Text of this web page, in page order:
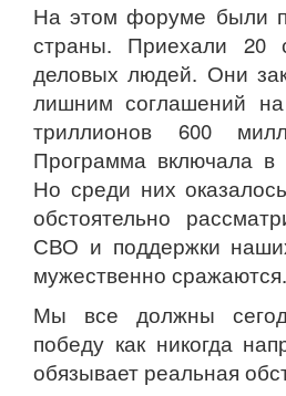
На этом форуме были
страны. Приехали 20
деловых людей. Они
лишним соглашений
триллионов 600
Программа включала в
Но среди них
обстоятельно
СВО и поддержки
мужественно сражаются.
Мы все должны
победу как никогда
обязывает реальная